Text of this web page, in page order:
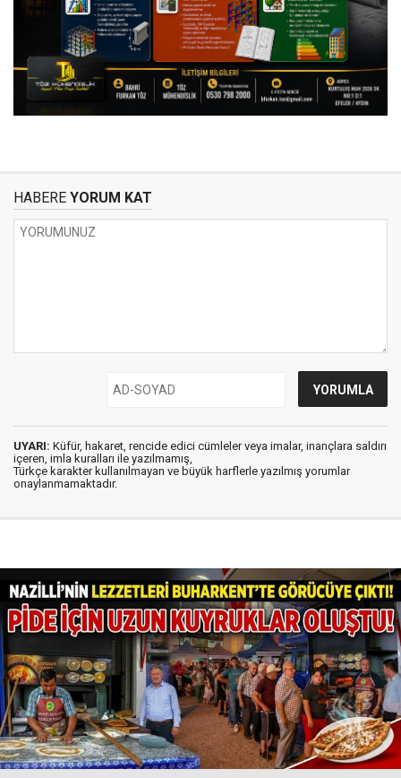
HABERE YORUM KAT
UYARI: Küfür, hakaret, rencide edici cümleler veya imalar, inançlara saldırı
içeren, imla kuralları ile yazılmamış,
Türkçe karakter kullanılmayan ve büyük harflerle yazılmış yorumlar
onaylanmamaktadır.